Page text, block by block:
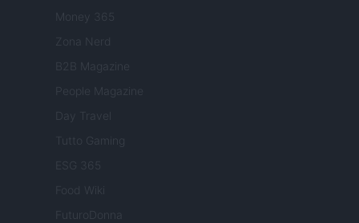
Money 365
Zona Nerd
B2B Magazine
People Magazine
Day Travel
Tutto Gaming
ESG 365
Food Wiki
FuturoDonna